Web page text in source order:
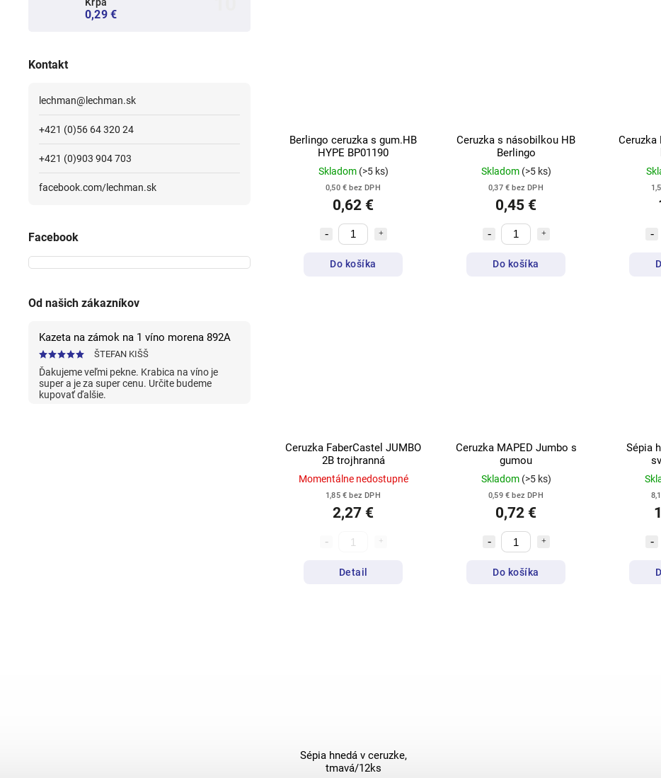
0,29 €
Kontakt
lechman@ lechman.sk
+421 (0)56 64 320 24
+421 (0)903 904 703
facebook.com/lechman.sk
Facebook
Od našich zákazníkov
Kazeta na zámok na 1 víno morena 892A
ŠTEFAN KIŠŠ
Ďakujeme veľmi pekne. Krabica na víno je
super a je za super cenu. Určite budeme
kupovať ďalšie.
Berlingo ceruzka s gum.HB
HYPE BP01190
Skladom (>5 ks)
0,50 € bez DPH
0,62 €
Do košíka
Ceruzka s násobilkou HB
Berlingo
Skladom (>5 ks)
0,37 € bez DPH
0,45 €
Do košíka
Ceruzka
Ceruzka FaberCastel JUMBO
2B trojhranná
Momentálne nedostupné
1,85 € bez DPH
2,27 €
Detail
Ceruzka MAPED Jumbo s
gumou
Skladom (>5 ks)
0,59 € bez DPH
0,72 €
Do košíka
Sépia
Sépia hnedá v ceruzke,
tmavá/12ks